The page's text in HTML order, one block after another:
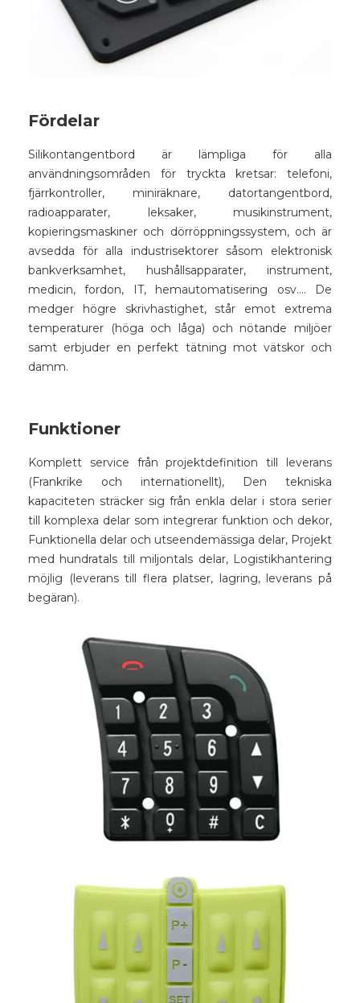
Fördelar
Silikontangentbord är lämpliga för alla
användningsområden för tryckta kretsar: telefoni,
fjärrkontroller, miniräknare, datortangentbord,
radioapparater, leksaker, musikinstrument,
kopieringsmaskiner och dörröppningssystem, och är
avsedda för alla industrisektorer såsom elektronisk
bankverksamhet, hushållsapparater, instrument,
medicin, fordon, IT, hemautomatisering osv…. De
medger högre skrivhastighet, står emot extrema
temperaturer (höga och låga) och nötande miljöer
samt erbjuder en perfekt tätning mot vätskor och
damm.
Funktioner
Komplett service från projektdefinition till leverans
(Frankrike och internationellt), Den tekniska
kapaciteten sträcker sig från enkla delar i stora serier
till komplexa delar som integrerar funktion och dekor,
Funktionella delar och utseendemässiga delar, Projekt
med hundratals till miljontals delar, Logistikhantering
möjlig (leverans till flera platser, lagring, leverans på
begäran).